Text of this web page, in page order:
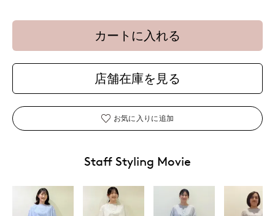
カートに入れる
店舗在庫を見る
お気に入りに追加
Staff Styling Movie